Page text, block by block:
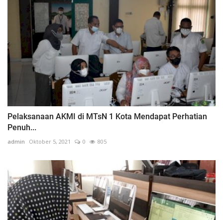
Pelaksanaan AKMI di MTsN 1 Kota Mendapat Perhatian
Penuh...
admin Oktober 5, 2021 0 805